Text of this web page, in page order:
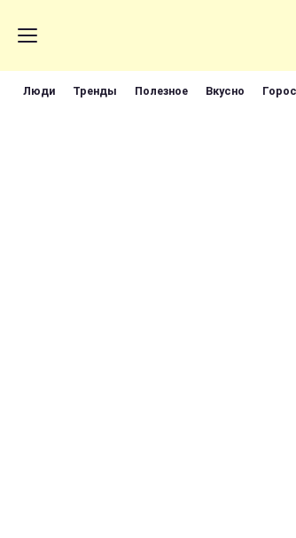
Люди Тренды Полезное Вкусно